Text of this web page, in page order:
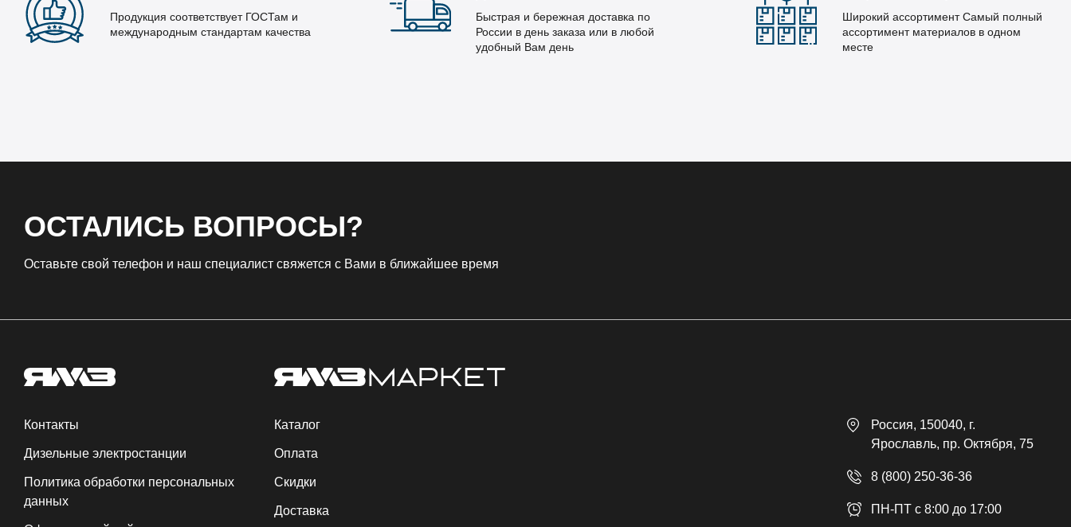
Продукция соответствует ГОСТам и
международным стандартам качества
Быстрая и бережная доставка по
России в день заказа или в любой
удобный Вам день
Широкий ассортимент Самый полный
ассортимент материалов в одном
месте
ОСТАЛИСЬ ВОПРОСЫ?
Оставьте свой телефон и наш специалист свяжется с Вами в ближайшее время
Контакты
Дизельные электростанции
Политика обработки персональных
данных
Каталог
Оплата
Скидки
Доставка
Россия, 150040, г.
Ярославль, пр. Октября, 75
8 (800) 250-36-36
ПН-ПТ с 8:00 до 17:00